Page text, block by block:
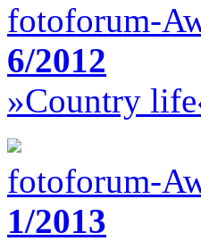
fotoforum-
6/2012
»Country
fotoforum-
1/2013